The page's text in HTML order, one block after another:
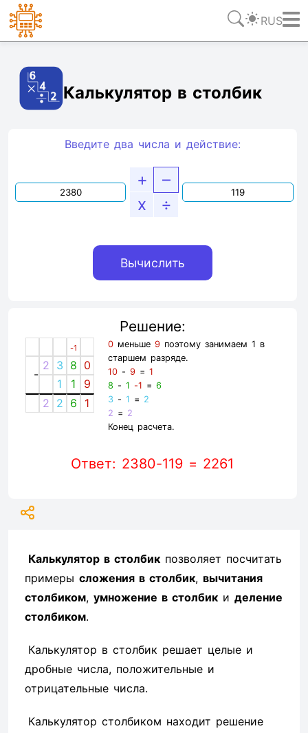
RUS
Калькулятор в столбик
Введите два числа и действие:
+
–
x
÷
Решение:
-1
-
2 3 8 0
1
1
9
2 2 6 1
0меньше 9поэтому занимаем 1 в
старшем разряде.
10- 9= 1
8 - 1 -1 = 6
3- 1 = 2
2 = 2
Конец расчета.
Ответ: 2380-119 = 2261
Калькулятор в столбик позволяет посчитать
примеры сложения в столбик, вычитания
столбиком, умножение в столбик и деление
столбиком.
Калькулятор в столбик решает целые и
дробные числа, положительные и
отрицательные числа.
Калькулятор столбиком находит решение